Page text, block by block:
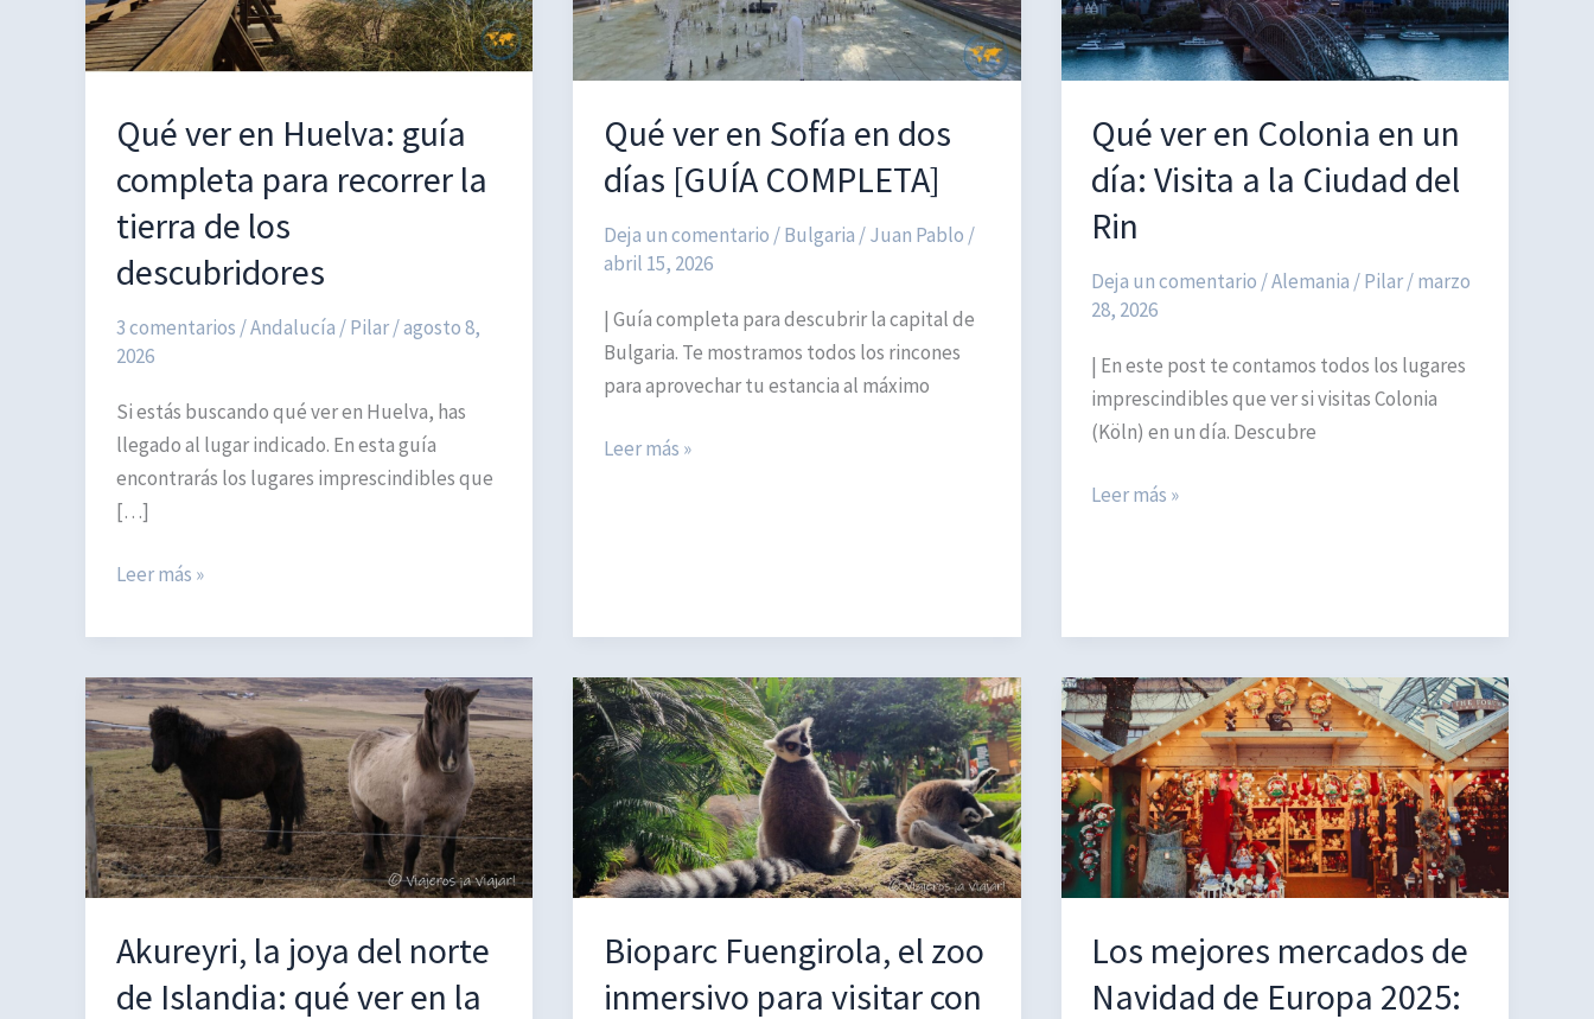
Qué ver en Huelva: guía
completa para recorrer la
tierra de los
descubridores
3 comentarios /Andalucía /Pilar/agosto 8,
2026
Si estás buscando qué ver en Huelva, has
llegado al lugar indicado. En esta guía
encontrarás los lugares imprescindibles que
[…]
Qué
en
Huelva:
guía
completa
para
recorrer
la
tierra
de
los
descubridores
Leer más »
Qué ver en Sofía en dos
días [GUÍA COMPLETA]
Deja un comentario /Bulgaria /Juan Pablo /
abril 15, 2026
| Guía completa para descubrir la capital de
Bulgaria. Te mostramos todos los rincones
para aprovechar tu estancia al máximo
Qué
[GUÍA
COMPLETA]
Leer más »
Qué ver en Colonia en un
día: Visita a la Ciudad del
Rin
Deja un comentario /Alemania /Pilar/marzo
28, 2026
| En este post te contamos todos los lugares
imprescindibles que ver si visitas Colonia
(Köln) en un día. Descubre
Qué
día:
Visita
a
la
Ciudad
del
Rin
Leer más »
Akureyri, la joya del norte
de Islandia: qué ver en la
Bioparc Fuengirola, el zoo
inmersivo para visitar con
Los mejores mercados de
Navidad de Europa 2025: